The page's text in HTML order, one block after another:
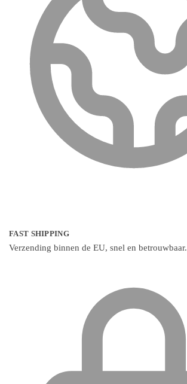
FAST SHIPPING
Verzending binnen de EU, snel en betrouwbaar.